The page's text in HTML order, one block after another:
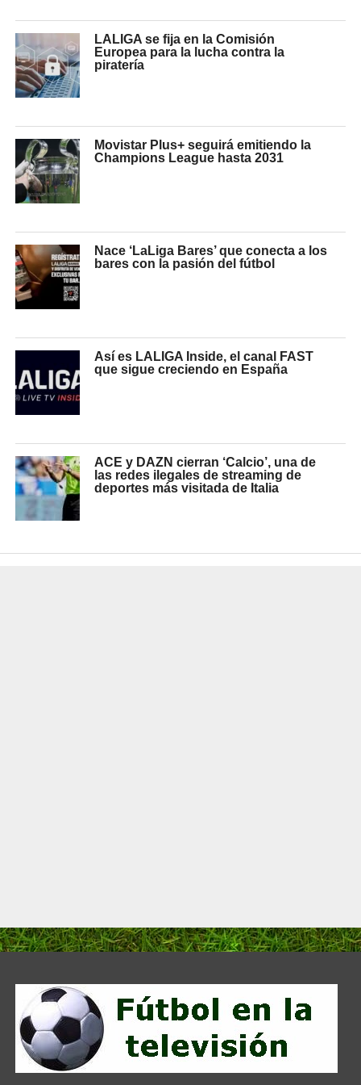
LALIGA se fija en la Comisión
Europea para la lucha contra la
piratería
Movistar Plus+ seguirá emitiendo la
Champions League hasta 2031
Nace ‘LaLiga Bares’ que conecta a los
bares con la pasión del fútbol
Así es LALIGA Inside, el canal FAST
que sigue creciendo en España
ACE y DAZN cierran ‘Calcio’, una de
las redes ilegales de streaming de
deportes más visitada de Italia